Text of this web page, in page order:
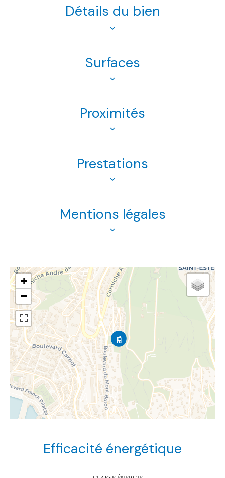
Détails du bien
Surfaces
Proximités
Prestations
Mentions légales
+
−
Efficacité énergétique